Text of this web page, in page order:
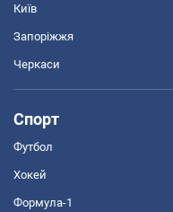
Київ
Запоріжжя
Черкаси
Спорт
Футбол
Хокей
Формула-1